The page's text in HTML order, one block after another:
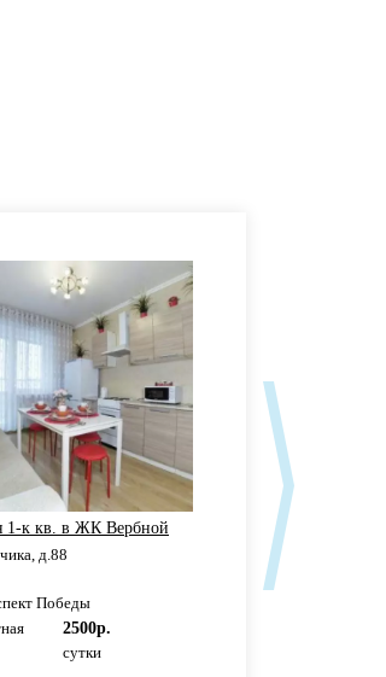
1-к кв. в ЖК Вербной
д.88
Победы
2500р.
сутки
1 ком.квартира ТК
ул.Ноксинский спуск,
2+2